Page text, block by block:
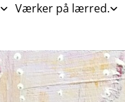
Værker på lærred.